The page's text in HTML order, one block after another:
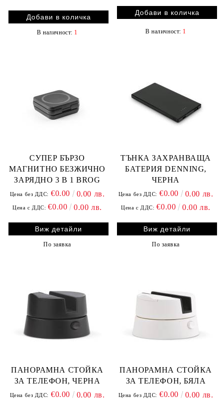
В наличност: 1 В наличност: 1
СУПЕР БЪРЗО
МАГНИТНО БЕЗЖИЧНО
ЗАРЯДНО 3 В 1 BROG
Цена без ДДС: €0.00 0.00 лв.
Цена с ДДС: €0.00 0.00 лв.
Виж детайли
По заявка
ТЪНКА ЗАХРАНВАЩА
БАТЕРИЯ DENNING,
ЧЕРНА
Цена без ДДС: €0.00 0.00 лв.
Цена с ДДС: €0.00 0.00 лв.
Виж детайли
По заявка
ПАНОРАМНА СТОЙКА
ЗА ТЕЛЕФОН, ЧЕРНА
Цена без ДДС: €0.00 0.00 лв.
ПАНОРАМНА СТОЙКА
ЗА ТЕЛЕФОН, БЯЛА
Цена без ДДС: €0.00 0.00 лв.